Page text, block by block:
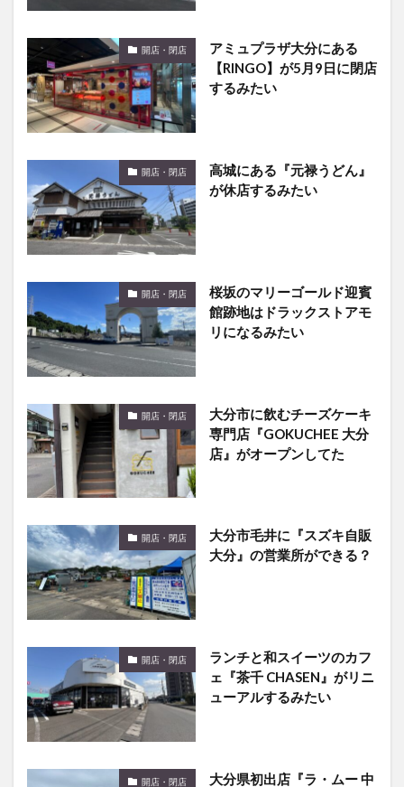
開店・閉店
アミュプラザ大分にある
【RINGO】が5月9日に閉店
するみたい
開店・閉店
高城にある『元禄うどん』
が休店するみたい
開店・閉店
桜坂のマリーゴールド迎賓
館跡地はドラックストアモ
リになるみたい
開店・閉店
大分市に飲むチーズケーキ
専門店『GOKUCHEE 大分
店』がオープンしてた
開店・閉店
大分市毛井に『スズキ自販
大分』の営業所ができる？
開店・閉店
ランチと和スイーツのカフ
ェ『茶千 CHASEN』がリニ
ューアルするみたい
開店・閉店
大分県初出店『ラ・ムー 中